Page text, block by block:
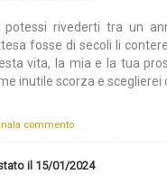
potessi rivederti tra un
fosse di secoli li
vita, la mia e la tua
inutile scorza e sceglierei
commento
il 15/01/2024